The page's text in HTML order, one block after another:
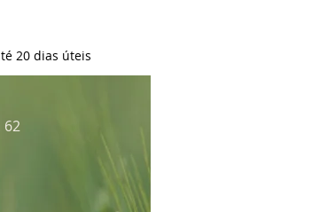
20 dias úteis
62